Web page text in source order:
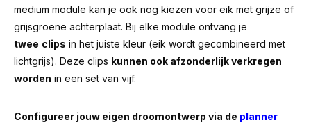
medium module kan je ook nog kiezen voor eik met grijze of
grijsgroene achterplaat. Bij elke module ontvang je
twee clips in het juiste kleur (eik wordt gecombineerd met
lichtgrijs). Deze clips kunnen ook afzonderlijk verkregen
worden in een set van vijf.
Configureer jouw eigen droomontwerp via de planner